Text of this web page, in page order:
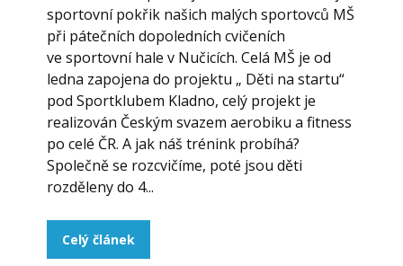
sportovní pokřik našich malých sportovců MŠ
při pátečních dopoledních cvičeních
ve sportovní hale v Nučicích. Celá MŠ je od
ledna zapojena do projektu „ Děti na startu“
pod Sportklubem Kladno, celý projekt je
realizován Českým svazem aerobiku a fitness
po celé ČR. A jak náš trénink probíhá?
Společně se rozcvičíme, poté jsou děti
rozděleny do 4...
Celý článek